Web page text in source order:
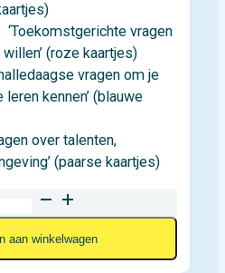
‘Toekomstgerichte vragen
(roze kaartjes)
vragen om je
kennen’ (blauwe
over talenten,
(paarse kaartjes)
aan winkelwagen